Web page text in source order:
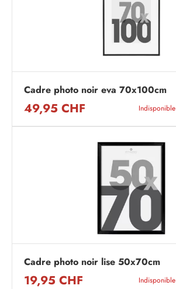
Cadre photo noir eva 70x100cm
49,95 CHF Indisponible
Cadre photo noir lise 50x70cm
19,95 CHF Indisponible